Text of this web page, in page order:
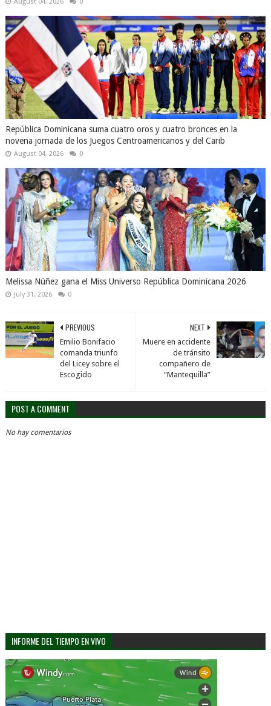
República Dominicana suma cuatro oros y cuatro bronces en la
novena jornada de los Juegos Centroamericanos y del Carib
August 04, 2026 0
Melissa Núñez gana el Miss Universo República Dominicana 2026
July 31, 2026 0
NEXT
Muere en accidente
de tránsito
compañero de
“Mantequilla”
PREVIOUS
Emilio Bonifacio
comanda triunfo
del Licey sobre el
Escogido
POST A COMMENT
No hay comentarios
INFORME DEL TIEMPO EN VIVO